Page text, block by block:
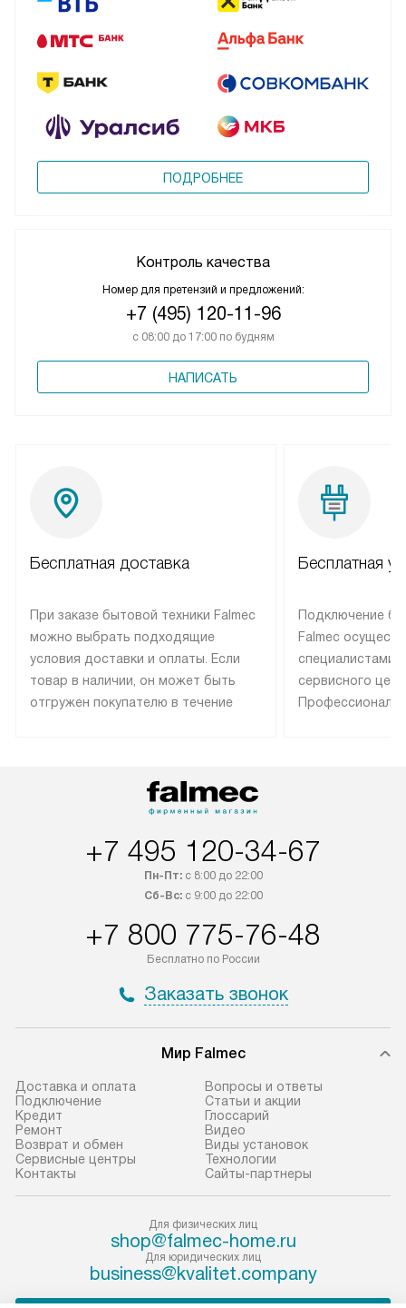
ПОДРОБНЕЕ
Контроль качества
Номер для претензий и предложений:
+7 (495) 120-11-96
с 08:00 до 17:00 по будням
НАПИСАТЬ
Бесплатная доставка
При заказе бытовой техники Falmec
можно выбрать подходящие
условия доставки и оплаты. Если
товар в наличии, он может быть
отгружен покупателю в течение
оплачивается дополнительно.
Возможна доставка товаров по
Бесплатная
Подключение
Falmec
специалистами
сервисного
+7 495 120-34-67
Пн-Пт:с 8:00 до 22:00
Сб-Вс:с 9:00 до 22:00
+7 800 775-76-48
Бесплатно по России
Заказать звонок
Мир Falmec
Доставка и оплата
Подключение
Кредит
Ремонт
Возврат и обмен
Сервисные центры
Контакты
Вопросы и ответы
Статьи и акции
Глоссарий
Видео
Виды установок
Технологии
Сайты-партнеры
Для физических лиц
shop@falmec-home.ru
Для юридических лиц
business@kvalitet.company